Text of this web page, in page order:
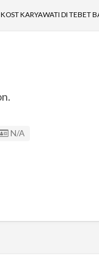
KOST KARYAWATI DI TEBET
Listing ID
N/A